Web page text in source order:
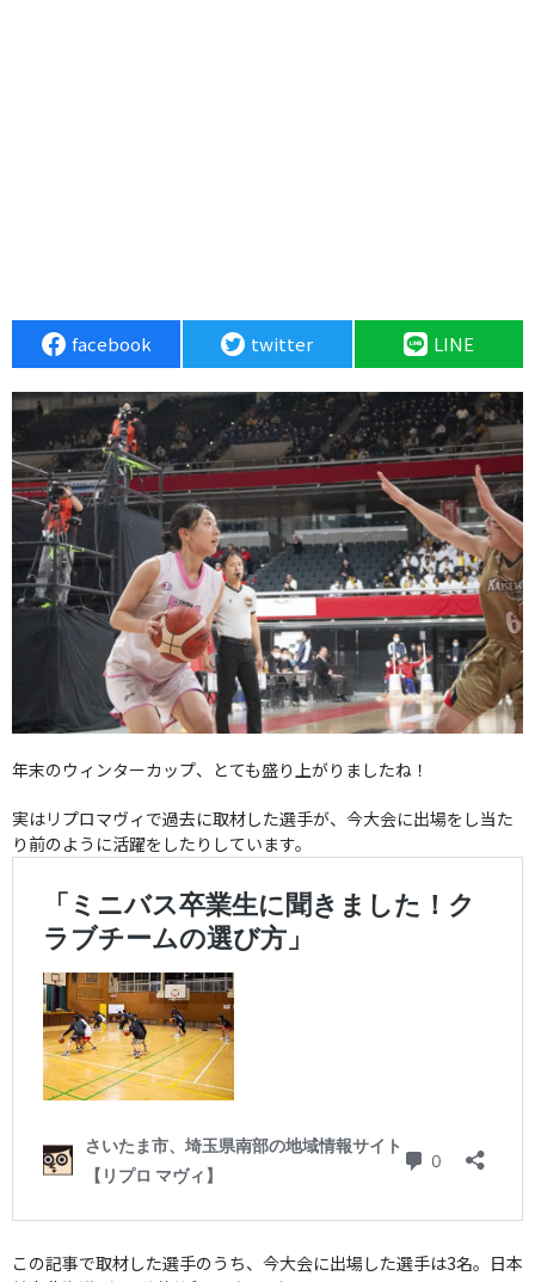
facebook twitter LINE
年末のウィンターカップ、とても盛り上がりましたね！
実はリプロマヴィで過去に取材した選手が、今大会に出場をし当た
り前のように活躍をしたりしています。
この記事で取材した選手のうち、今大会に出場した選手は3名。日本